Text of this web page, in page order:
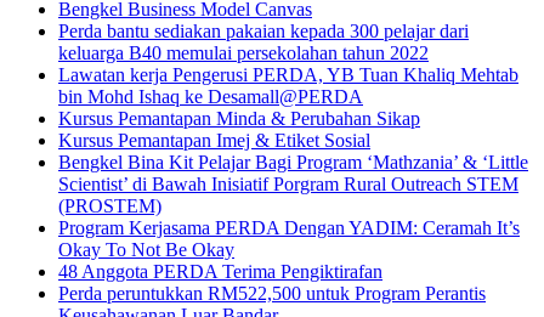
Bengkel Business Model Canvas
Perda bantu sediakan pakaian kepada 300 pelajar dari
keluarga B40 memulai persekolahan tahun 2022
Lawatan kerja Pengerusi PERDA, YB Tuan Khaliq Mehtab
bin Mohd Ishaq ke Desamall@PERDA
Kursus Pemantapan Minda & Perubahan Sikap
Kursus Pemantapan Imej & Etiket Sosial
Bengkel Bina Kit Pelajar Bagi Program ‘Mathzania’ & ‘Little
Scientist’ di Bawah Inisiatif Porgram Rural Outreach STEM
(PROSTEM)
Program Kerjasama PERDA Dengan YADIM: Ceramah It’s
Okay To Not Be Okay
48 Anggota PERDA Terima Pengiktirafan
Perda peruntukkan RM522,500 untuk Program Perantis